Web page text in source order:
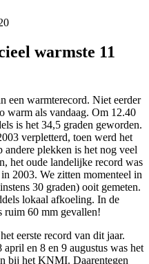
warmste 11
een warmterecord. Niet eerder
warm als vandaag. Om 12.40
is het 34,5 graden geworden.
verpletterd, toen werd het
plekken is het nog veel
het oude landelijke record was
2003. We zitten momenteel in
30 graden) ooit gemeten.
lokaal afkoeling. In de
ruim 60 mm gevallen!
eerste record van dit jaar.
april en 8 en 9 augustus was het
bij het KNMI. Daarentegen